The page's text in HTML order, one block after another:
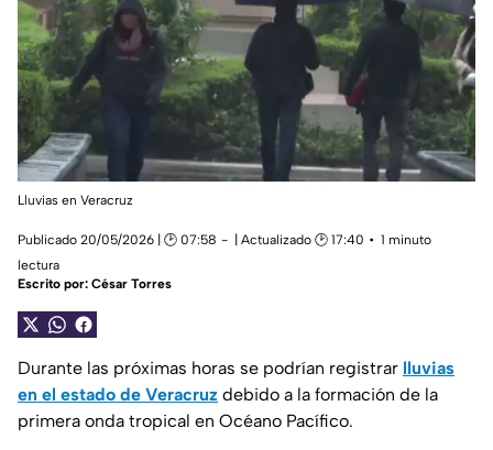
Lluvias en Veracruz
Publicado 20/05/2026 | 🕑 07:58 | Actualizado 🕑 17:40
1 minuto
lectura
Escrito por: César Torres
Durante las próximas horas se podrían registrar lluvias
en el estado de Veracruz debido a la formación de la
primera onda tropical en Océano Pacífico.